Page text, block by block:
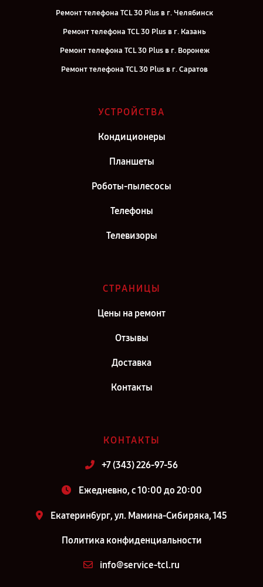
Ремонт телефона TCL 30 Plus в г. Челябинск
Ремонт телефона TCL 30 Plus в г. Казань
Ремонт телефона TCL 30 Plus в г. Воронеж
Ремонт телефона TCL 30 Plus в г. Саратов
Ремонт телефона TCL 30 Plus в г. Киров
Ремонт телефона TCL 30 Plus в г. Санкт-Петербург
УСТРОЙСТВА
Кондиционеры
Планшеты
Роботы-пылесосы
Телефоны
Телевизоры
СТРАНИЦЫ
Цены на ремонт
Отзывы
Доставка
Контакты
КОНТАКТЫ
+7 (343) 226-97-56
Ежедневно, с 10:00 до 20:00
Екатеринбург, ул. Мамина-Сибиряка, 145
Политика конфиденциальности
info@service-tcl.ru